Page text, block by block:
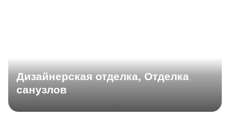
Дизайнерская отделка, Отделка
санузлов